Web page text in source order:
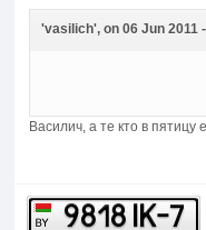
'vasilich', on 06 Jun 2011
Василич, а те кто в